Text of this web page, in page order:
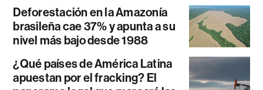
Deforestación en la Amazonía
brasileña cae 37% y apunta a su
nivel más bajo desde 1988
¿Qué países de América Latina
apuestan por el fracking? El